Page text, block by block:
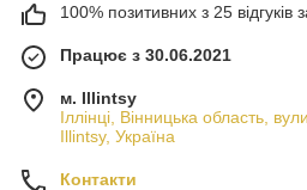
100% позитивних з 25 відгуків
Працює з 30.06.2021
м. Illintsy
Іллінці, Вінницька область,
Illintsy, Україна
Контакти